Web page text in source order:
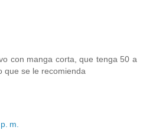
con manga corta, que tenga 50 a
que se le recomienda
m.